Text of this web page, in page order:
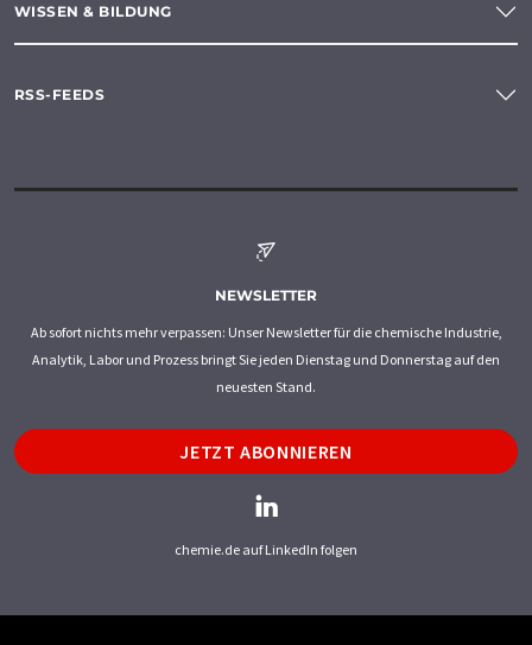
WISSEN & BILDUNG
RSS-FEEDS
NEWSLETTER
Ab sofort nichts mehr verpassen: Unser Newsletter für die chemische Industrie,
Analytik, Labor und Prozess bringt Sie jeden Dienstag und Donnerstag auf den
neuesten Stand.
JETZT ABONNIEREN
chemie.de auf LinkedIn folgen